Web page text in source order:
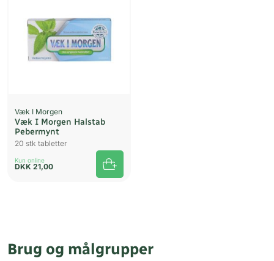
Væk I Morgen
Væk I Morgen Halstab
Pebermynt
20 stk tabletter
Kun online
DKK 21,00
Brug og målgrupper